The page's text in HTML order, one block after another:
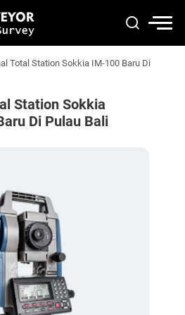
Total Station Sokkia IM-100 Baru Di
Station Sokkia
Di Pulau Bali